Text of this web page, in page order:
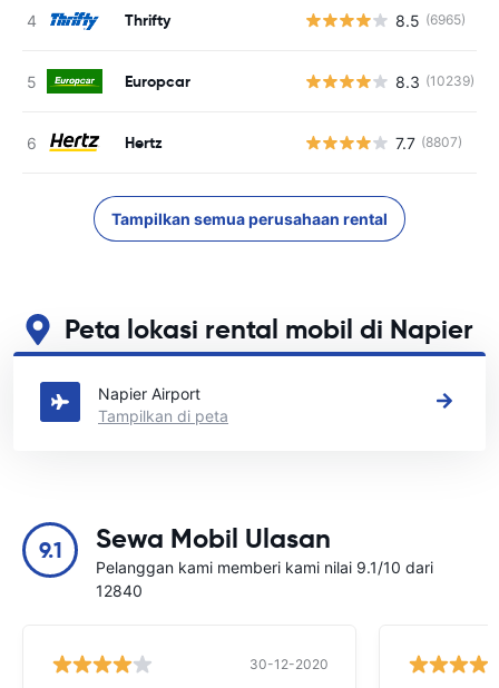
Thrifty 8.5 (6965)
Europcar 8.3 (10239)
Hertz 7.7 (8807)
Tampilkan semua perusahaan rental
Peta lokasi rental mobil di Napier
Lihat lokasi persewaan mobil utama kami di Napier
Napier Airport
Tampilkan di peta
9.1 Sewa Mobil Ulasan
Pelanggan kami memberi kami nilai 9.1/10 dari
12840
30-12-2020